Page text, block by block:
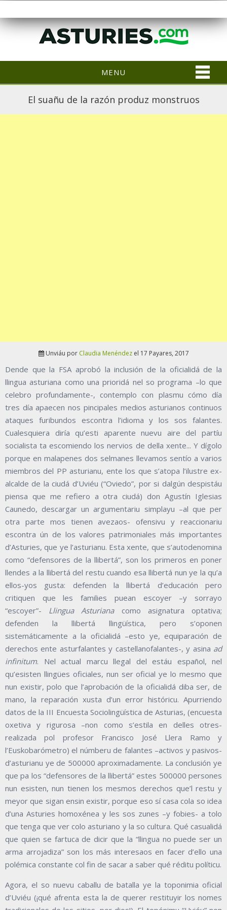
MENU
El suañu de la razón produz monstruos
Unviáu por Claudia Menéndezel 17 Payares, 2017
Dende que la FSA aprobó la inclusión de la oficialidá de la
llingua asturiana como una prioridá nel so programa –lo que
celebro profundamente-, contemplo con plasmu cómo día
tres día apaecen nos pincipales medios asturianos continuos
ataques furibundos escontra l’idioma y los sos falantes.
Cualesquiera diría qu’esti aparente nuevu aire del partíu
socialista ta escomiendo los nervios de della xente... Y dígolo
porque en malapenes dos selmanes llevamos sentío a varios
miembros del PP asturianu, ente los que s’atopa l’ilustre ex-
alcalde de la ciudá d’Uviéu (“Oviedo”, por si dalgún despistáu
piensa que me refiero a otra ciudá) don Agustín Iglesias
Caunedo, descargar un argumentariu simplayu –al que per
otra parte mos tienen avezaos- ofensivu y reaccionariu
escontra ún de los valores patrimoniales más importantes
d’Asturies, que ye l’asturianu. Esta xente, que s’autodenomina
como “defensores de la llibertá”, son los primeros en poner
llendes a la llibertá del restu cuando esa llibertá nun ye la qu’a
ellos-yos gusta: defenden la llibertá d’educación pero
critiquen que les families puean escoyer –y sorrayo
“escoyer”- Llingua Asturianacomo asignatura optativa;
defenden la llibertá llingüística, pero s’oponen
sistemáticamente a la oficialidá –esto ye, equiparación de
derechos ente asturfalantes y castellanofalantes-, y asina ad
infinitum. Nel actual marcu llegal del estáu español, nel
qu’esisten llingües oficiales, nun ser oficial ye lo mesmo que
nun existir, polo que l’aprobación de la oficialidá diba ser, de
mano, la reparación xusta d’un error históricu. Apurriendo
datos de la III Encuesta Sociolingüística de Asturias, (encuesta
oxetiva y rigurosa –non como s’estila en delles otres-
realizada pol profesor Francisco José Llera Ramo y
l’Euskobarómetro) el númberu de falantes –activos y pasivos-
d’asturianu ye de 500000 aproximadamente. La conclusión ye
que pa los “defensores de la llibertá” estes 500000 persones
nun esisten, nun tienen los mesmos derechos que’l restu y
meyor que sigan ensin existir, porque eso sí casa cola so idea
d’una Asturies homoxénea y les sos zunes –y fobies- a tolo
que tenga que ver colo asturiano y la so cultura. Qué casualidá
que quien se fartuca de dicir que la “llingua no puede ser un
arma arrojadiza” son los más interesaos en facer d’ello una
polémica constante col fin de sacar a saber qué réditu políticu.
Agora, el so nuevu caballu de batalla ye la toponimia oficial
d’Uviéu (¡qué afrenta esta la de querer restituyir los nomes